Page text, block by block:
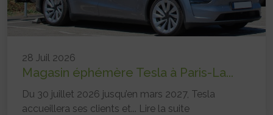
28 Juil 2026
Magasin éphémère Tesla à Paris-La...
Du 30 juillet 2026 jusqu’en mars 2027, Tesla
accueillera ses clients et... Lire la suite